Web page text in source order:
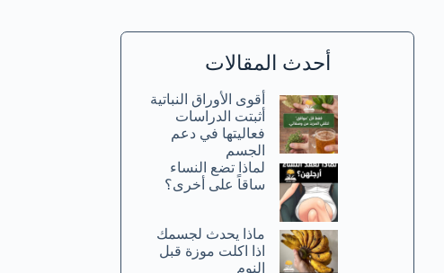
أحدث المقالات
أقوى الأوراق النباتية
أثبتت الدراسات
فعاليتها في دعم
الجسم
لماذا تضع النساء
ساقاً على أخرى؟
ماذا يحدث لجسمك
اذا اكلت موزة قبل
النوم